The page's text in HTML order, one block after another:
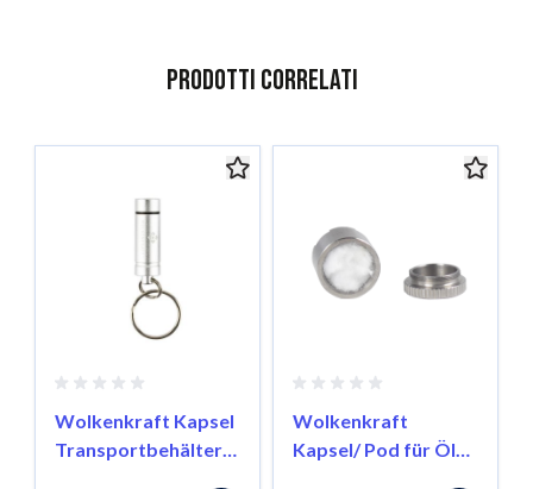
Prodotti correlati
È possibile navigare tra gli elementi del carosello utilizzando
Salta il carosello
Vai alla navigazione del carosello
Wolkenkraft Kapsel
Transportbehälter
Wolkenkraft
Kapsel/ Pod für Öle